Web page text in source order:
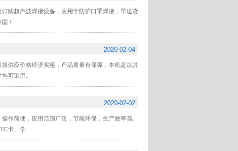
购超声波焊接设备，应用于防护口罩焊接，早送货
！
2020-02-04
供应价格经济实惠，产品质量有保障，本机是以其
均可采用..
2020-02-02
作简便，应用范围广泛，节能环保，生产效率高。
卡、学.